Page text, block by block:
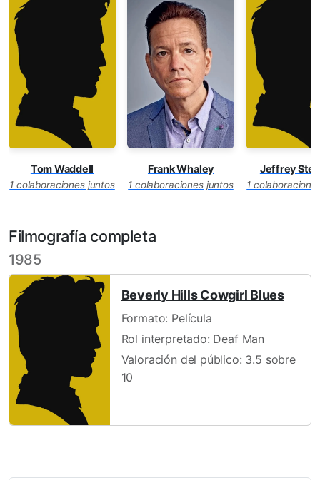
Tom Waddell
1 colaboraciones juntos
Frank Whaley
1 colaboraciones juntos
Jeffrey
1
Filmografía completa
1985
Beverly Hills Cowgirl Blues
Formato: Película
Rol interpretado: Deaf Man
Valoración del público: 3.5 sobre
10